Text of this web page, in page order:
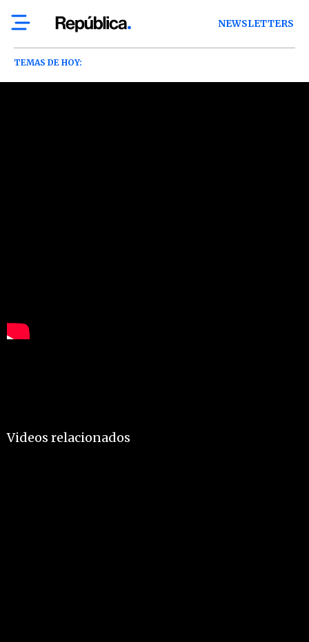
NEWSLETTERS
TEMAS DE HOY:
Videos relacionados